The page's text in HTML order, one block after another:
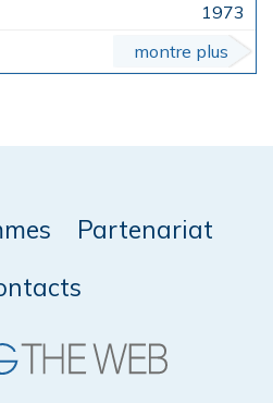
1973
montre plus
Partenariat